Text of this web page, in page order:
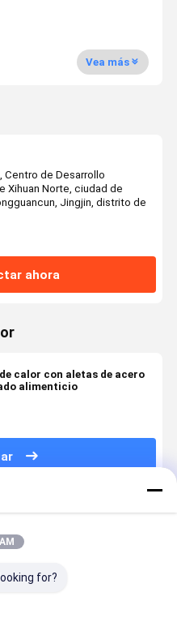
Vea más
Centro de Desarrollo
Xihuan Norte, ciudad de
Jingjin, distrito de
ahora
calor con aletas de acero
alimenticio
for?